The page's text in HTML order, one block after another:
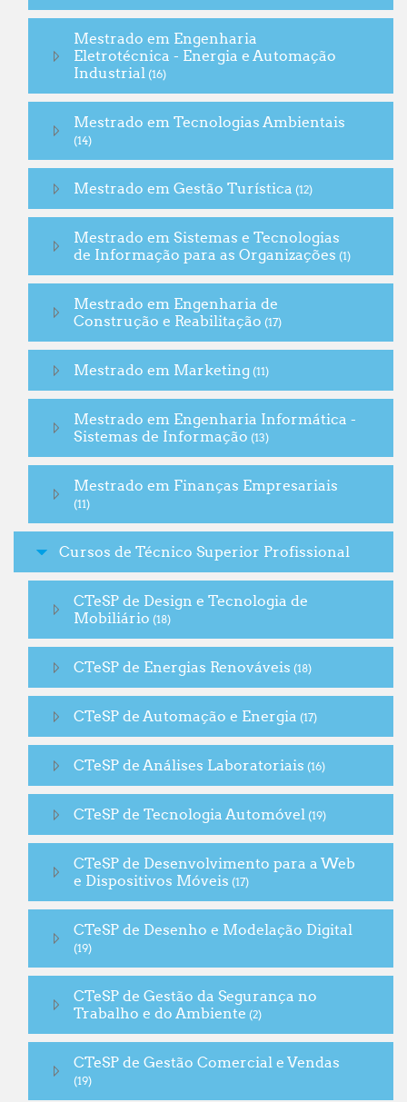
Mestrado em Engenharia
Eletrotécnica - Energia e Automação
Industrial (16)
Mestrado em Tecnologias Ambientais
(14)
Mestrado em Gestão Turística (12)
Mestrado em Sistemas e Tecnologias
de Informação para as Organizações (1)
Mestrado em Engenharia de
Construção e Reabilitação (17)
Mestrado em Marketing (11)
Mestrado em Engenharia Informática -
Sistemas de Informação (13)
Mestrado em Finanças Empresariais
(11)
Cursos de Técnico Superior Profissional
CTeSP de Design e Tecnologia de
Mobiliário (18)
CTeSP de Energias Renováveis (18)
CTeSP de Automação e Energia (17)
CTeSP de Análises Laboratoriais (16)
CTeSP de Tecnologia Automóvel (19)
CTeSP de Desenvolvimento para a Web
e Dispositivos Móveis (17)
CTeSP de Desenho e Modelação Digital
(19)
CTeSP de Gestão da Segurança no
Trabalho e do Ambiente (2)
CTeSP de Gestão Comercial e Vendas
(19)